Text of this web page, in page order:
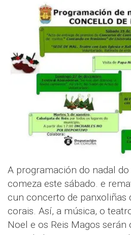
A programación do nadal
comeza este sábado. e
cun concerto de panxoliñas
corais. Así, a música, o
Noel e os Reis Magos serán